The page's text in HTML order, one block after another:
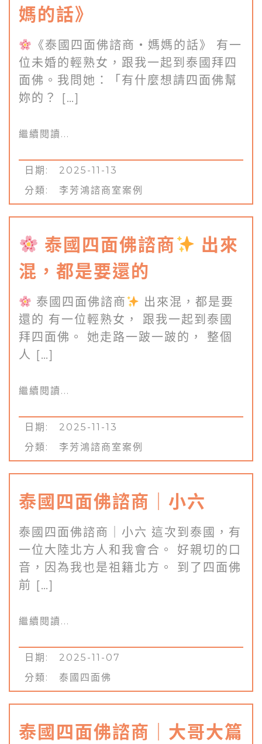
媽的話》
《泰國四面佛諮商・媽媽的話》 有一
位未婚的輕熟女，跟我一起到泰國拜四
面佛。我問她：「有什麼想請四面佛幫
妳的？ […]
繼續閱讀...
日期: 2025-11-13
分類: 李芳鴻諮商室案例
泰國四面佛諮商
出來
混，都是要還的
泰國四面佛諮商
出來混，都是要
還的 有一位輕熟女， 跟我一起到泰國
拜四面佛。 她走路一跛一跛的， 整個
人 […]
繼續閱讀...
日期: 2025-11-13
分類: 李芳鴻諮商室案例
泰國四面佛諮商｜小六
泰國四面佛諮商｜小六 這次到泰國，有
一位大陸北方人和我會合。 好親切的口
音，因為我也是祖籍北方。 到了四面佛
前 […]
繼續閱讀...
日期: 2025-11-07
分類: 泰國四面佛
泰國四面佛諮商｜大哥大篇